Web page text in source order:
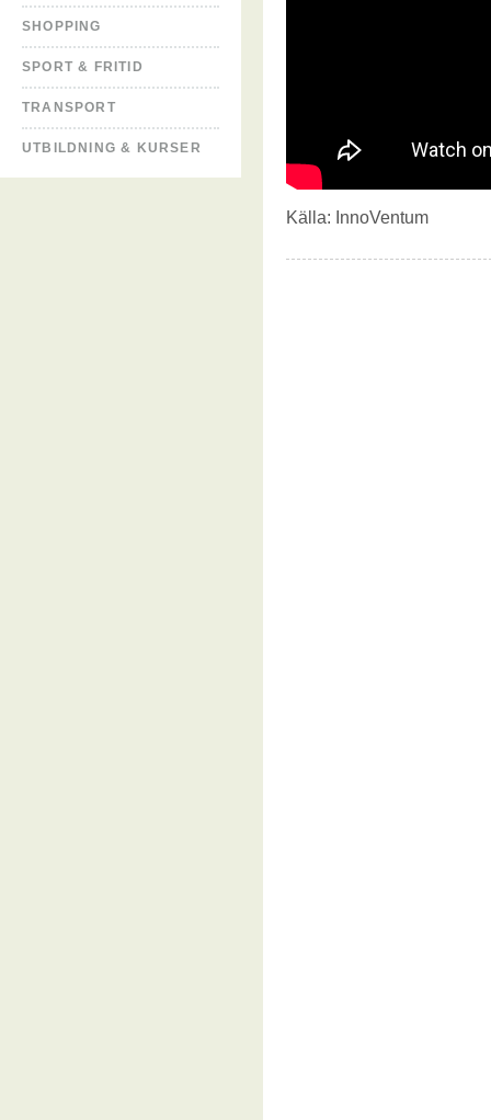
SHOPPING
SPORT & FRITID
TRANSPORT
UTBILDNING & KURSER
Källa: InnoVentum